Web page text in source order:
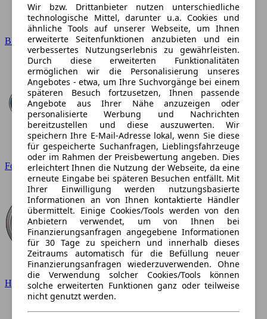
BMW
Ford
Hyundai
Wir bzw. Drittanbieter nutzen unterschiedliche
technologische Mittel, darunter u.a. Cookies und
ähnliche Tools auf unserer Webseite, um Ihnen
erweiterte Seitenfunktionen anzubieten und ein
verbessertes Nutzungserlebnis zu gewährleisten.
Durch diese erweiterten Funktionalitäten
ermöglichen wir die Personalisierung unseres
Angebotes - etwa, um Ihre Suchvorgänge bei einem
späteren Besuch fortzusetzen, Ihnen passende
Angebote aus Ihrer Nähe anzuzeigen oder
personalisierte Werbung und Nachrichten
bereitzustellen und diese auszuwerten. Wir
speichern Ihre E-Mail-Adresse lokal, wenn Sie diese
für gespeicherte Suchanfragen, Lieblingsfahrzeuge
oder im Rahmen der Preisbewertung angeben. Dies
erleichtert Ihnen die Nutzung der Webseite, da eine
erneute Eingabe bei späteren Besuchen entfällt. Mit
Ihrer Einwilligung werden nutzungsbasierte
Informationen an von Ihnen kontaktierte Händler
übermittelt. Einige Cookies/Tools werden von den
Anbietern verwendet, um von Ihnen bei
Finanzierungsanfragen angegebene Informationen
für 30 Tage zu speichern und innerhalb dieses
Zeitraums automatisch für die Befüllung neuer
Finanzierungsanfragen wiederzuverwenden. Ohne
die Verwendung solcher Cookies/Tools können
solche erweiterten Funktionen ganz oder teilweise
nicht genutzt werden.